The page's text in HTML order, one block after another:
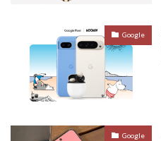
Google
Google